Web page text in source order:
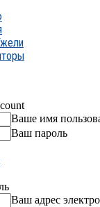
Ваше имя
Ваш пароль
Ваш адрес